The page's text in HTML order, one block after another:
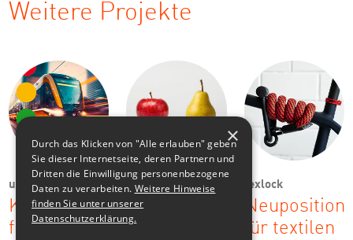
Weitere Projekte
urbic
Kommunikationsstrategie
für
Ostsächsische
texlock
für textilen
×
Durch das Klicken von "Alle erlauben" geben
Sie dieser Internetseite, deren Partnern und
Dritten die Einwilligung personenbezogene
Daten zu verarbeiten. Weitere Hinweise
finden Sie unter unserer
Datenschutzerklärung.